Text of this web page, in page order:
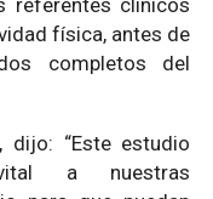
referentes clínicos
física, antes de
completos del
dijo: “Este estudio
a nuestras